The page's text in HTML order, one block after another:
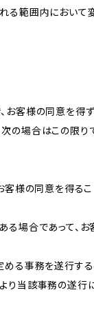
る範囲内において
客様の同意を得ず
の場合はこの限り
客様の同意を得るこ
る場合であって、お
める事務を遂行する
り当該事務の遂行